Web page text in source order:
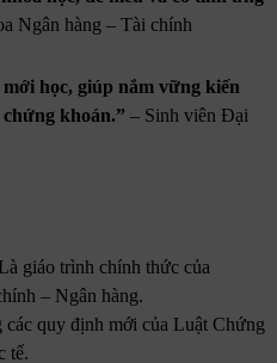
Ngân hàng – Tài chính
học, giúp nắm vững kiến
khoán.” – Sinh viên Đại
Là giáo trình chính thức của
– Ngân hàng.
các quy định mới của Luật Chứng
tế.